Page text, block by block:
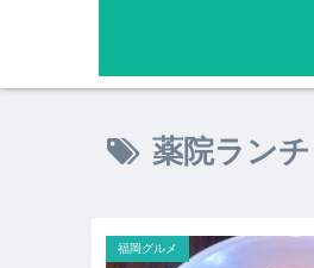
薬院ランチ
福岡グルメ